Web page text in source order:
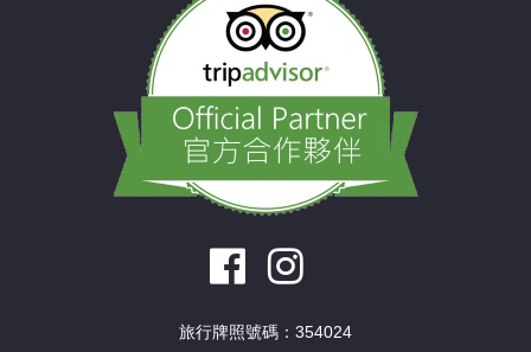
旅行牌照號碼：354024